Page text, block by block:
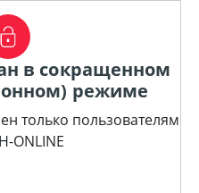
в сокращенном
режиме
только пользователям
ONLINE